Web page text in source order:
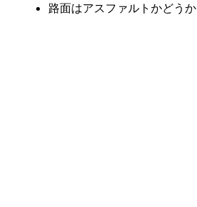
路面はアスファルトかどうか